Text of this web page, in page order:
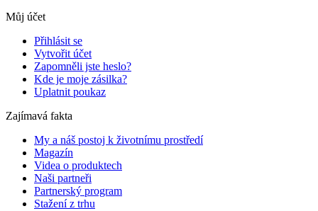
Můj účet
Přihlásit se
Vytvořit účet
Zapomněli jste heslo?
Kde je moje zásilka?
Uplatnit poukaz
Zajímavá fakta
My a náš postoj k životnímu prostředí
Magazín
Videa o produktech
Naši partneři
Partnerský program
Stažení z trhu